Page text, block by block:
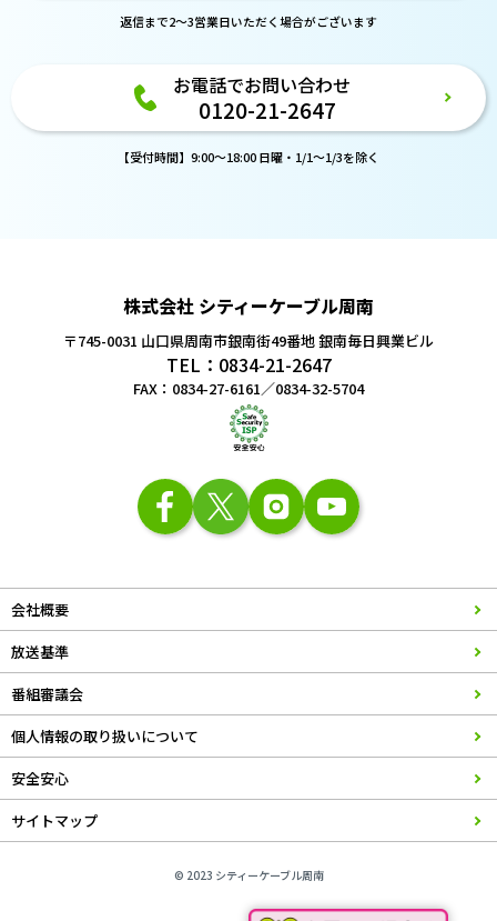
返信まで2～3営業日いただく場合がございます
お電話でお問い合わせ
0120-21-2647
【受付時間】9:00～18:00 日曜・1/1～1/3を除く
株式会社 シティーケーブル周南
〒745-0031 山口県周南市銀南街49番地銀南毎日興業ビル
TEL：0834-21-2647
FAX：0834-27-6161／0834-32-5704
会社概要
放送基準
番組審議会
個人情報の取り扱いについて
安全安心
サイトマップ
© 2023 シティーケーブル周南